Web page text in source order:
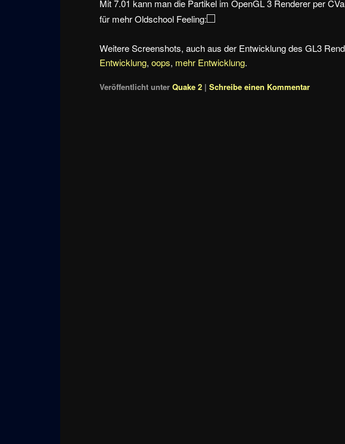
Mit 7.01 kann man die Partikel im OpenGL 3 Renderer per
für mehr Oldschool Feeling:
Weitere Screenshots, auch aus der Entwicklung des GL3
Entwicklung,oops, mehr Entwicklung.
Veröffentlicht unter Quake 2 |Schreibe einen Kommentar